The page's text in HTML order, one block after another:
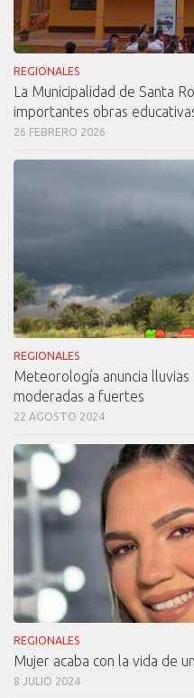
REGIONALES
La Municipalidad de Santa
importantes obras
26 FEBRERO 2026
REGIONALES
Meteorología anuncia
moderadas a fuertes
22 AGOSTO 2024
REGIONALES
Mujer acaba con la vida de
8 JULIO 2024